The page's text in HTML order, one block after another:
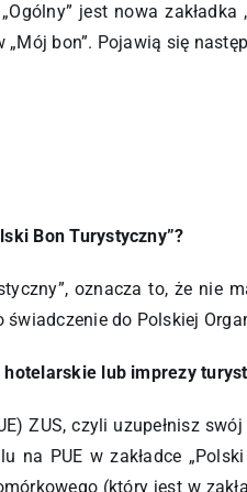
jest nowa
bon”. Pojawią się
Bon Turystyczny”?
oznacza to, że
do Polskiej
hotelarskie lub imprezy
ZUS, czyli uzupełnisz
na PUE w zakładce
(który jest w